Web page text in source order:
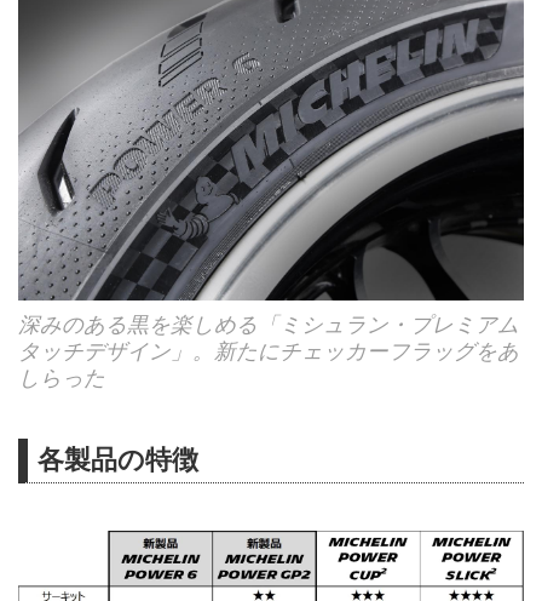
深みのある黒を楽しめる「ミシュラン・プレミアム
タッチデザイン」。新たにチェッカーフラッグをあ
しらった
各製品の特徴